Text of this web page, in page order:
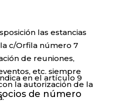
las estancias
c/Orfila número 7
de reuniones,
etc. siempre
la autorización de la
en el artículo 9
de número